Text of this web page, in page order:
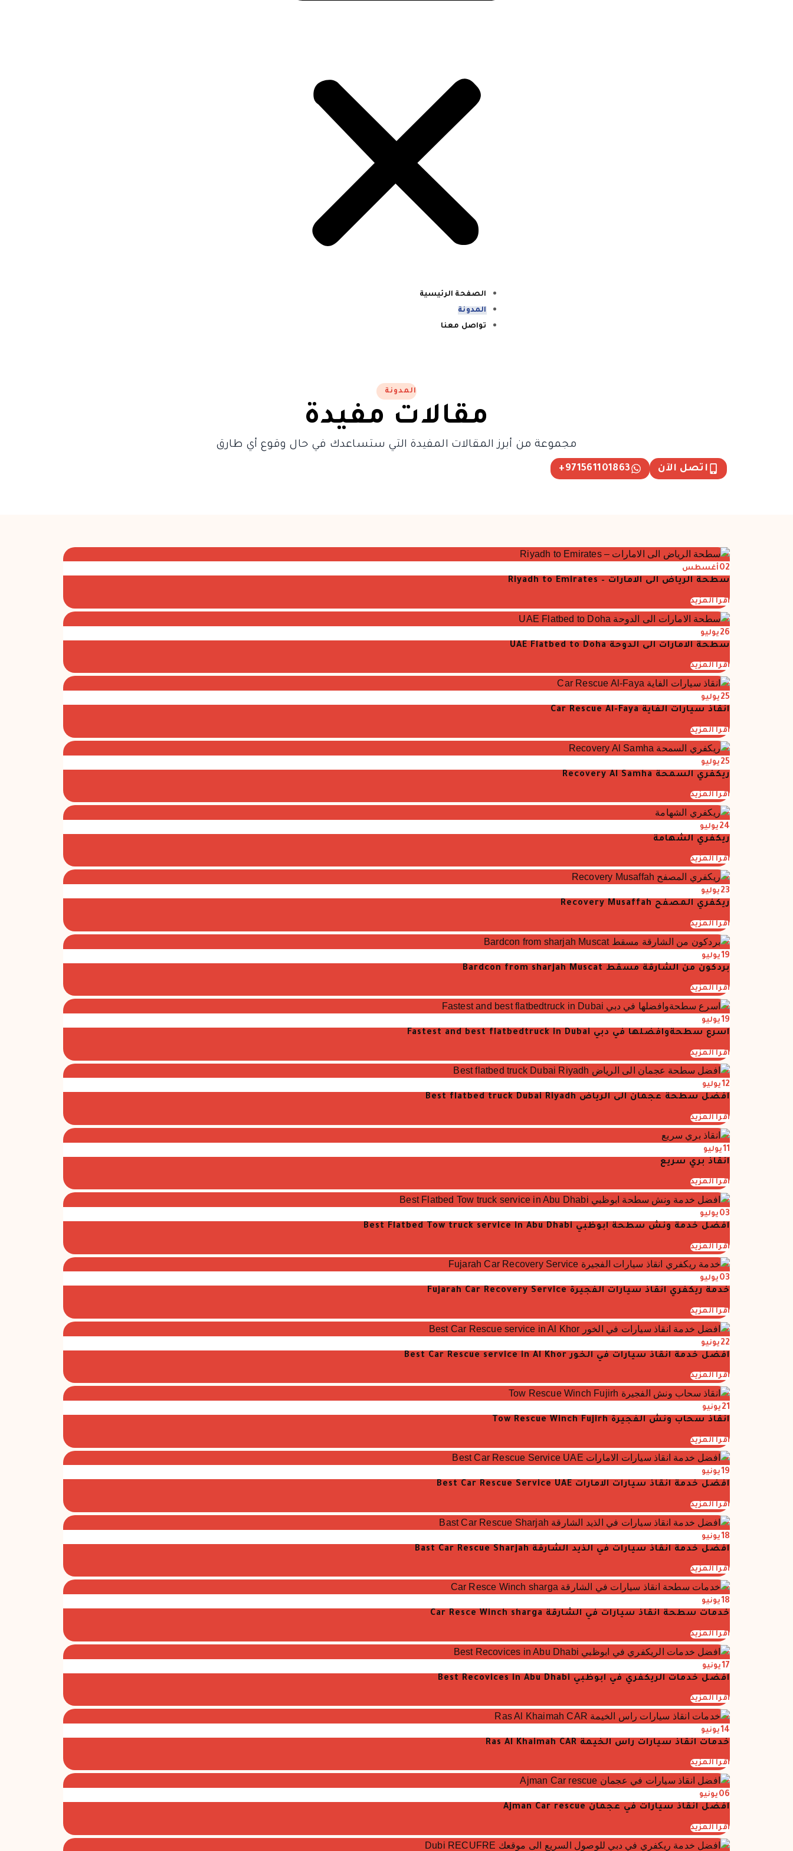
الصفحة الرئيسية
المدونة
تواصل معنا
المدونة
مقالات مفيدة
مجموعة من أبرز المقالات المفيدة التي ستساعدك في حال وقوع أي طارق
اتصل الآن 971561101863+
02 أغسطس
سطحة الرياض الى الامارات – Riyadh to Emirates
اقرأ المزيد
26 يوليو
سطحة الامارات الى الدوحة UAE Flatbed to Doha
اقرأ المزيد
25 يوليو
انقاذ سيارات الفاية Car Rescue Al-Faya
اقرأ المزيد
25 يوليو
ريكفري السمحة Recovery Al Samha
اقرأ المزيد
24 يوليو
ريكفري الشهامة
اقرأ المزيد
23 يوليو
ريكفري المصفح Recovery Musaffah
اقرأ المزيد
19يوليو
بردكون من الشارقة مسقط Bardcon from sharjah Muscat
اقرأ المزيد
19 يوليو
اسرع سطحةوافضلها في دبي Fastest and best flatbedtruck in Dubai
اقرأ المزيد
12 يوليو
افضل سطحة عجمان الى الرياض Best flatbed truck Dubai Riyadh
اقرأ المزيد
11 يوليو
انقاذ بري سريع
اقرأ المزيد
03 يوليو
افضل خدمة ونش سطحة ابوظبي Best Flatbed Tow truck service in Abu Dhabi
اقرأ المزيد
03 يوليو
خدمة ريكفري انقاذ سيارات الفجيرة Fujarah Car Recovery Service
اقرأ المزيد
22 يونيو
افضل خدمة انقاذ سيارات في الخور Best Car Rescue service in Al Khor
اقرأ المزيد
21 يونيو
انقاذ سحاب ونش الفجيرة Tow Rescue Winch Fujirh
اقرأ المزيد
19 يونيو
افضل خدمة انقاذ سيارات الامارات Best Car Rescue Service UAE
اقرأ المزيد
18 يونيو
افضل خدمة انقاذ سيارات في الذيد الشارقة Bast Car Rescue Sharjah
اقرأ المزيد
18 يونيو
خدمات سطحة انقاذ سيارات في الشارقة Car Resce Winch sharga
اقرأ المزيد
17يونيو
افضل خدمات الريكفري في ابوظبي Best Recovices in Abu Dhabi
اقرأ المزيد
14 يونيو
خدمات انقاذ سيارات راس الخيمة Ras Al Khaimah CAR
اقرأ المزيد
06 يونيو
افضل انقاذ سيارات في عجمان Ajman Car rescue
اقرأ المزيد